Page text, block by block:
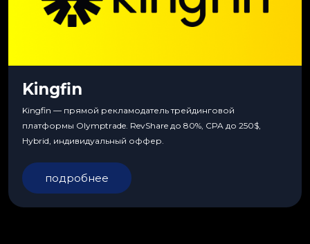
Kingfin
Kingfin — прямой рекламодатель трейдинговой
платформы Olymptrade. RevShare до 80%, CPA до 250$,
Hybrid, индивидуальный оффер.
подробнее